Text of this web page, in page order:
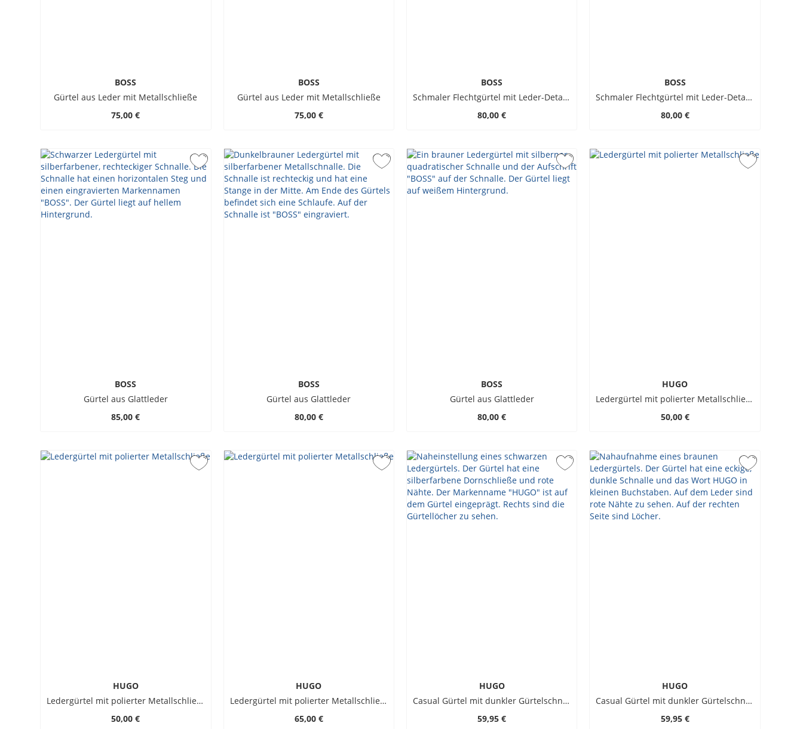
BOSS
Gürtel aus Leder mit Metallschließe
75,00 €
BOSS
Gürtel aus Leder mit Metallschließe
75,00 €
BOSS
Schmaler Flechtgürtel mit Leder-Details und Metallschließe
80,00 €
BOSS
Schmaler Flechtgürtel mit Leder-Details und Metallschließe
80,00 €
BOSS
Gürtel aus Glattleder
85,00 €
BOSS
Gürtel aus Glattleder
80,00 €
BOSS
Gürtel aus Glattleder
80,00 €
HUGO
Ledergürtel mit polierter Metallschließe
50,00 €
HUGO
Ledergürtel mit polierter Metallschließe
50,00 €
HUGO
Ledergürtel mit polierter Metallschließe
65,00 €
HUGO
Casual Gürtel mit dunkler Gürtelschnalle und geradem Abschluss
59,95 €
HUGO
Casual Gürtel mit dunkler Gürtelschnalle und geradem Abschluss
59,95 €